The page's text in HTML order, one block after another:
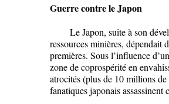
Guerre contre le Japon
Le Japon, suite à son
ressources minières, dépendait
premières. Sous l’influence
zone de coprospérité en
atrocités (plus de 10 millions
fanatiques japonais assassinent